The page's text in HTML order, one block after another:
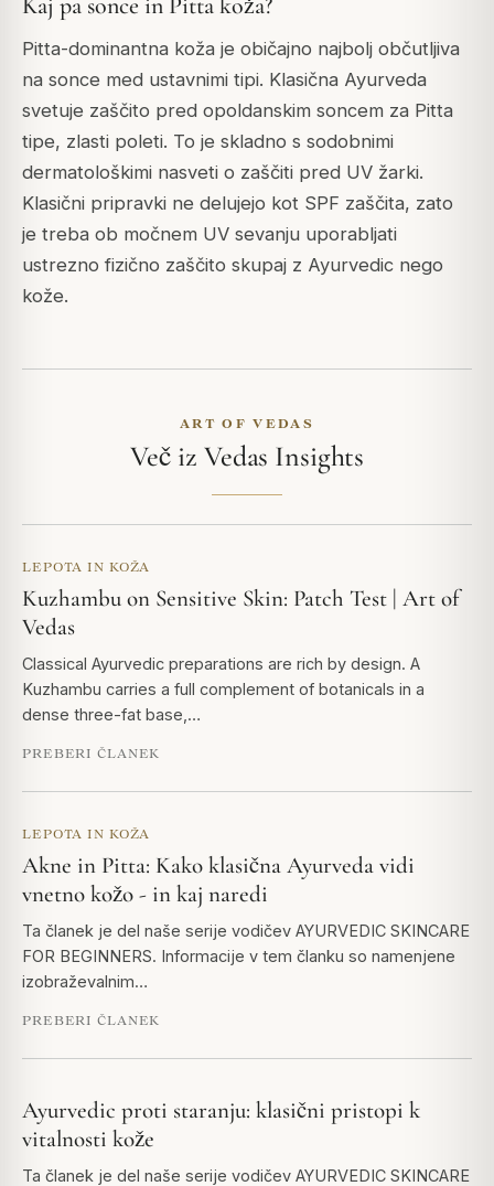
Pitta-dominantna koža je običajno najbolj občutljiva
na sonce med ustavnimi tipi. Klasična Ayurveda
svetuje zaščito pred opoldanskim soncem za Pitta
tipe, zlasti poleti. To je skladno s sodobnimi
dermatološkimi nasveti o zaščiti pred UV žarki.
Klasični pripravki ne delujejo kot SPF zaščita, zato
je treba ob močnem UV sevanju uporabljati
ustrezno fizično zaščito skupaj z Ayurvedic nego
kože.
ART OF VEDAS
Več iz Vedas Insights
LEPOTA IN KOŽA
Kuzhambu on Sensitive Skin: Patch Test | Art of
Vedas
Classical Ayurvedic preparations are rich by design. A
Kuzhambu carries a full complement of botanicals in a
dense three-fat base,…
PREBERI ČLANEK
LEPOTA IN KOŽA
Akne in Pitta: Kako klasična Ayurveda vidi
vnetno kožo - in kaj naredi
Ta članek je del naše serije vodičev AYURVEDIC SKINCARE
FOR BEGINNERS. Informacije v tem članku so namenjene
izobraževalnim…
PREBERI ČLANEK
Ayurvedic proti staranju: klasični pristopi k
vitalnosti kože
Ta članek je del naše serije vodičev AYURVEDIC SKINCARE